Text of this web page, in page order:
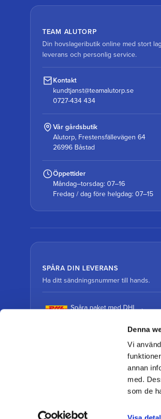
Denna
Vi
annan
med.
som de
TEAM ALUTORP
Din hovslageributik online med stort
leverans och personlig service.
Kontakt
kundtjanst@teamalutorp.se
0727-434 434
Vår gårdsbutik
Alutorp, Frestensfällevägen 64
26996 Båstad
Öppettider
Måndag–torsdag: 07–16
Fredag / dag före helgdag: 07–15
SPÅRA DIN LEVERANS
Ha ditt sändningsnummer till hands.
Spåra paket med DHL